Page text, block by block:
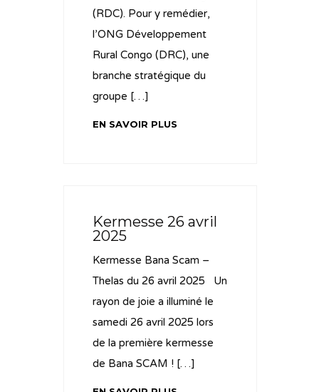
(RDC). Pour y remédier,
l’ONG Développement
Rural Congo (DRC), une
branche stratégique du
groupe […]
EN SAVOIR PLUS
Kermesse 26 avril
2025
Kermesse Bana Scam –
Thelas du 26 avril 2025 Un
rayon de joie a illuminé le
samedi 26 avril 2025 lors
de la première kermesse
de Bana SCAM ! […]